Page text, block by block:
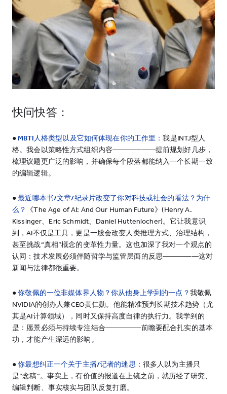
快问快答：
●MBTI人格类型以及它如何体现在你的工作里：我是INTJ型人
格。我会以策略性方式组织内容——————提前规划好几步，
梳理议题更广泛的影响，并确保每个段落都能纳入一个长期一致
的编辑逻辑。
●最近哪本书/文章/纪录片改变了你对科技或社会的看法？为什
么？
《The Age of AI: And Our Human Future》(Henry A.
Kissinger、Eric Schmidt、Daniel Huttenlocher)。它让我意识
到，AI不仅是工具，更是一股会改变人类推理方式、治理结构，
甚至挑战“真相”概念的变革性力量。这也加深了我对一个观点的
认同：技术发展必须伴随哲学与监管层面的反思—————这对
新闻与法律都很重要。
●你敬佩的一位非媒体界人物？你从他身上学到的一点？我敬佩
NVIDIA的创办人兼CEO黄仁勋。他能精准预判长期技术趋势（尤
其是AI计算领域），同时又保持高度自律的执行力。我学到的
是：愿景必须与持续专注结合—————前瞻要配合扎实的基本
功，才能产生深远的影响。
●你最想纠正一个关于主播/记者的迷思： 很多人以为主播只
是“念稿”。事实上，有价值的报道在上镜之前，就历经了研究、
编辑判断、事实核实与团队反复打磨。